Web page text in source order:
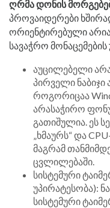
ღრმა დონის
პროვაიდერები
ორიენტირებული
სავაჭრო
აუცილებელი
პირველი ნაბიჯი
როგორიცაა
არასაჭირო
გათიშულია. ეს
„ხმაურს“ და
მაგრამ
ცვლილებაში.
სისტემური
უპირატესობა):
სისტემური